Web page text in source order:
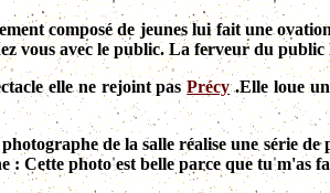
composé de jeunes lui fait une
vous avec le public. La ferveur du
elle ne rejoint pasPrécy.Elle loue
de la salle réalise une série
: Cette photo est belle parce que tu m'as